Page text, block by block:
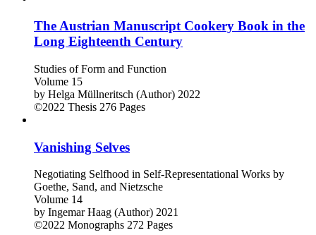
The Austrian Manuscript Cookery Book in the
Long Eighteenth Century
Studies of Form and Function
Volume 15
by Helga Müllneritsch (Author) 2022
©2022 Thesis 276 Pages
Vanishing Selves
Negotiating Selfhood in Self-Representational Works by
Goethe, Sand, and Nietzsche
Volume 14
by Ingemar Haag (Author) 2021
©2022 Monographs 272 Pages